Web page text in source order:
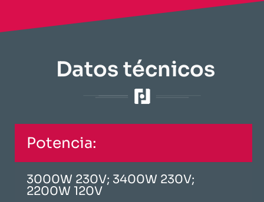
​Datos técnicos​
Potencia:
3000W 230V; 3400W 230V;
2200W 120V